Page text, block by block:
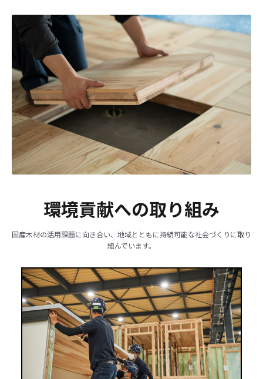
環境貢献への取り組み
国産木材の活用課題に向き合い、地域とともに持続可能な社会づくりに取り
組んでいます。